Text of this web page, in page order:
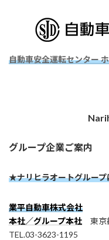
自動車安全運転センター
グループ企業ご案内
★ナリヒラオートグルー
業平自動車株式会社
本社／グループ本社 東京
TEL.03-3623-1195